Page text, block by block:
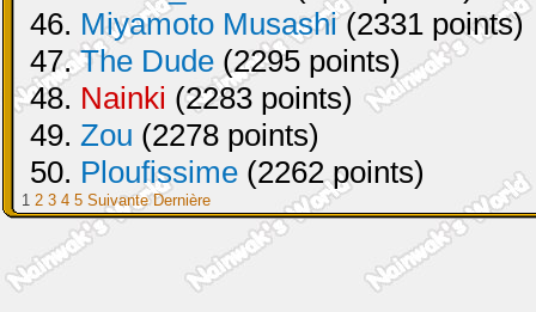
46. Miyamoto Musashi(2331 points)
47.The Dude (2295 points)
48. Nainki (2283 points)
49. Zou (2278 points)
50. Ploufissime (2262 points)
1 2 3 4 5 Suivante Dernière